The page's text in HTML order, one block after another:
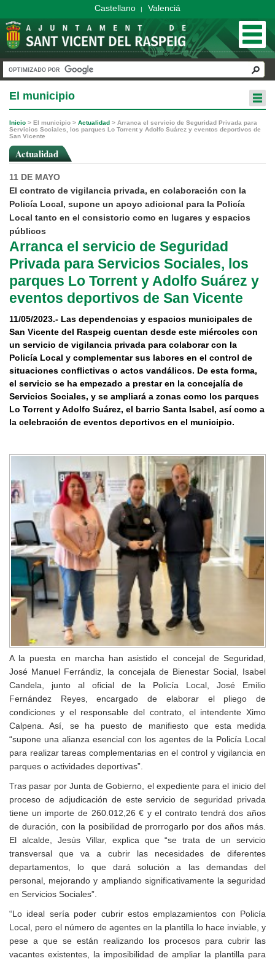
Castellano | Valenciá
El municipio
Inicio > El municipio > Actualidad > Arranca el servicio de Seguridad Privada para
Servicios Sociales, los parques Lo Torrent y Adolfo Suárez y eventos deportivos de
San Vicente
Actualidad
11 DE MAYO
El contrato de vigilancia privada, en colaboración con la
Policía Local, supone un apoyo adicional para la Policía
Local tanto en el consistorio como en lugares y espacios
públicos
Arranca el servicio de Seguridad
Privada para Servicios Sociales, los
parques Lo Torrent y Adolfo Suárez y
eventos deportivos de San Vicente
11/05/2023.- Las dependencias y espacios municipales de
San Vicente del Raspeig cuentan desde este miércoles con
un servicio de vigilancia privada para colaborar con la
Policía Local y complementar sus labores en el control de
situaciones conflictivas o actos vandálicos. De esta forma,
el servicio se ha empezado a prestar en la concejalía de
Servicios Sociales, y se ampliará a zonas como los parques
Lo Torrent y Adolfo Suárez, el barrio Santa Isabel, así como a
la celebración de eventos deportivos en el municipio.
A la puesta en marcha han asistido el concejal de Seguridad,
José Manuel Ferrándiz, la concejala de Bienestar Social, Isabel
Candela, junto al oficial de la Policía Local, José Emilio
Fernández Reyes, encargado de elaborar el pliego de
condiciones y el responsable del contrato, el intendente Ximo
Calpena. Así, se ha puesto de manifiesto que esta medida
“supone una alianza esencial con los agentes de la Policía Local
para realizar tareas complementarias en el control y vigilancia en
parques o actividades deportivas”.
Tras pasar por Junta de Gobierno, el expediente para el inicio del
proceso de adjudicación de este servicio de seguridad privada
tiene un importe de 260.012,26 € y el contrato tendrá dos años
de duración, con la posibilidad de prorrogarlo por dos años más.
El alcalde, Jesús Villar, explica que “se trata de un servicio
transversal que va a cubrir las necesidades de diferentes
departamentos, lo que dará solución a las demandas del
personal, mejorando y ampliando significativamente la seguridad
en Servicios Sociales”.
“Lo ideal sería poder cubrir estos emplazamientos con Policía
Local, pero el número de agentes en la plantilla lo hace inviable, y
pese a que se están realizando los procesos para cubrir las
vacantes existentes, la imposibilidad de ampliar la plantilla para